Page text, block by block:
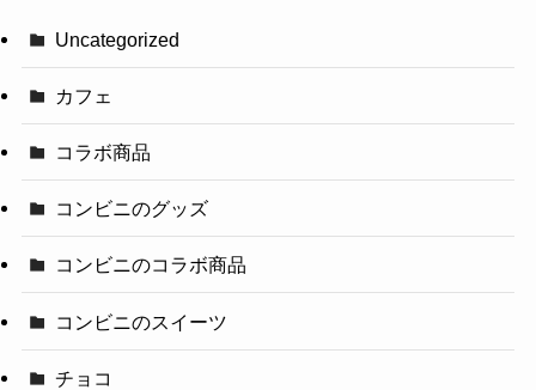
Uncategorized
カフェ
コラボ商品
コンビニのグッズ
コンビニのコラボ商品
コンビニのスイーツ
チョコ